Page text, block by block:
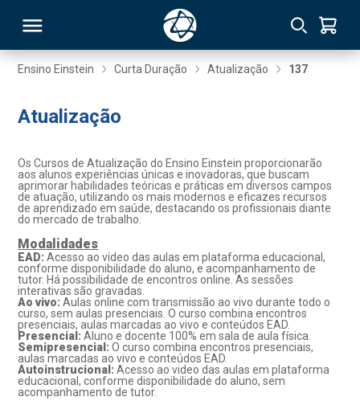
Ensino Einstein Curta Duração Atualização 137
Atualização
Os Cursos de Atualização do Ensino Einstein proporcionarão
aos alunos experiências únicas e inovadoras, que buscam
aprimorar habilidades teóricas e práticas em diversos campos
de atuação, utilizando os mais modernos e eficazes recursos
de aprendizado em saúde, destacando os profissionais diante
do mercado de trabalho.
Modalidades
EAD:Acesso ao video das aulas em plataforma educacional,
conforme disponibilidade do aluno, e acompanhamento de
tutor. Há possibilidade de encontros online. As sessões
interativas são gravadas.
Ao vivo: Aulas online com transmissão ao vivo durante todo o
curso, sem aulas presenciais. O curso combina encontros
presenciais, aulas marcadas ao vivo e conteúdos EAD.
Presencial:Aluno e docente 100% em sala de aula física.
Semipresencial:O curso combina encontros presenciais,
aulas marcadas ao vivo e conteúdos EAD.
Autoinstrucional:Acesso ao video das aulas em plataforma
educacional, conforme disponibilidade do aluno, sem
acompanhamento de tutor.